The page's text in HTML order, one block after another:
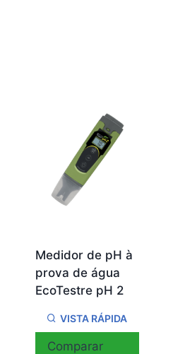
Medidor de pH à
prova de água
EcoTestre pH 2
VISTA RÁPIDA
Comparar